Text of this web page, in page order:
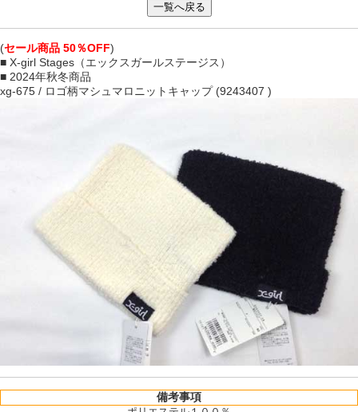
(セール商品 50％OFF)
■ X-girl Stages（エックスガールステージス）
■ 2024年秋冬商品
xg-675 / ロゴ柄マシュマロニットキャップ (9243407 )
備考事項